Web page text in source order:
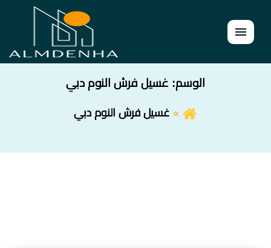
القائمة
الوسم: غسيل فرش النوم دبي
غسيل فرش النوم دبي